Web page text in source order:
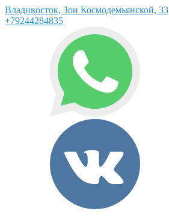
Владивосток, Зои Космодемьянской, 33
+79244284835